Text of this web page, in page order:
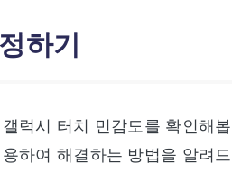
하기
럭시 터치 민감도를 확인해
하여 해결하는 방법을 알려